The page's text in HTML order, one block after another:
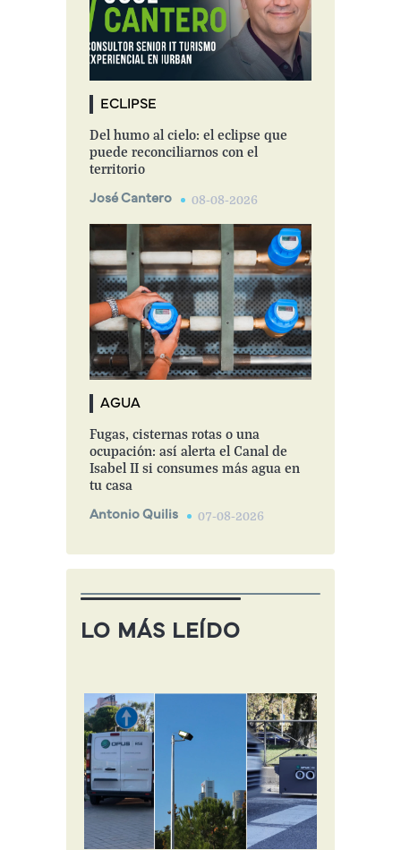
ECLIPSE
Del humo al cielo: el eclipse que
puede reconciliarnos con el
territorio
José Cantero 08-08-2026
AGUA
Fugas, cisternas rotas o una
ocupación: así alerta el Canal de
Isabel II si consumes más agua en
tu casa
Antonio Quilis 07-08-2026
LO MÁS LEÍDO